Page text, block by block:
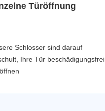
Türöffnung
Schlosser sind darauf
Ihre Tür beschädigungsfrei